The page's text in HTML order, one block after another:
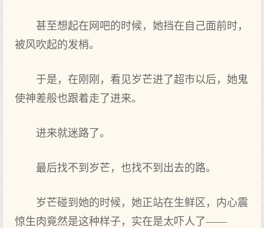
甚至想起在网吧的时候，她挡在自己面前时，
被风吹起的发梢。
于是，在刚刚，看见岁芒进了超市以后，她鬼
使神差般也跟着走了进来。
进来就迷路了。
最后找不到岁芒，也找不到出去的路。
岁芒碰到她的时候，她正站在生鲜区，内心震
惊生肉竟然是这种样子，实在是太吓人了——